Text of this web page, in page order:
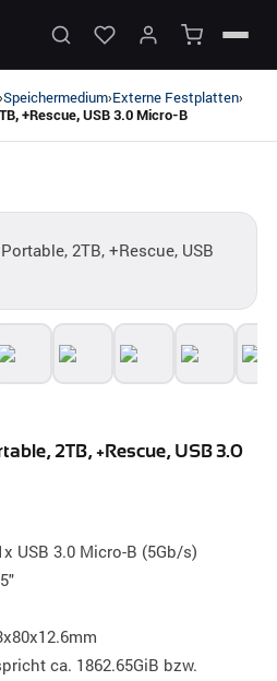
Speichermedium›Externe Festplatten›
+Rescue, USB 3.0 Micro-B
2TB, +Rescue, USB 3.0
USB 3.0 Micro-B (5Gb/s)
ca. 1862.65GiB bzw.